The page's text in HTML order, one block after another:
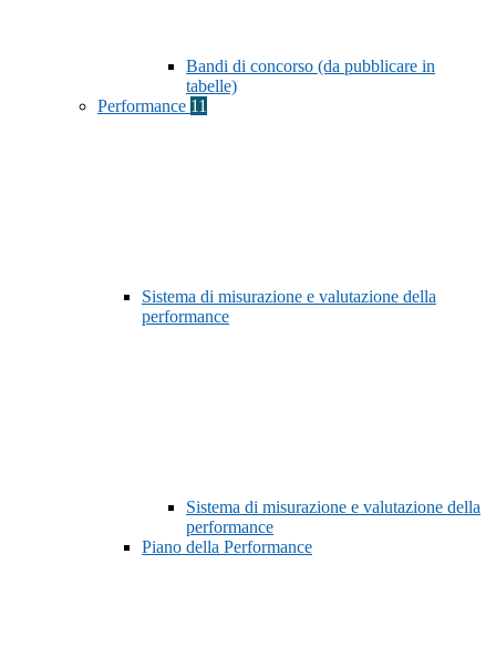
Bandi di concorso (da pubblicare in
tabelle)
Performance 11
Sistema di misurazione e valutazione della
performance
Sistema di misurazione e valutazione della
performance
Piano della Performance